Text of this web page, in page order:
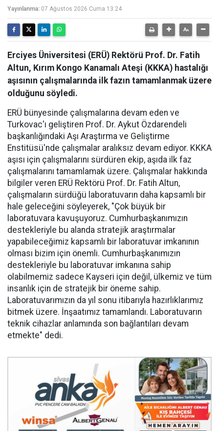
Yayınlanma: 07 Ağustos 2026 Cuma 13:24
Erciyes Üniversitesi (ERÜ) Rektörü Prof. Dr. Fatih
Altun, Kırım Kongo Kanamalı Ateşi (KKKA) hastalığı
aşısının çalışmalarında ilk fazın tamamlanmak üzere
olduğunu söyledi.
ERÜ bünyesinde çalışmalarına devam eden ve
Turkovac'ı geliştiren Prof. Dr. Aykut Özdarendeli
başkanlığındaki Aşı Araştırma ve Geliştirme
Enstitüsü'nde çalışmalar aralıksız devam ediyor. KKKA
aşısı için çalışmalarını sürdüren ekip, aşıda ilk faz
çalışmalarını tamamlamak üzere. Çalışmalar hakkında
bilgiler veren ERÜ Rektörü Prof. Dr. Fatih Altun,
çalışmaların sürdüğü laboratuvarın daha kapsamlı bir
hale geleceğini söyleyerek, "Çok büyük bir
laboratuvara kavuşuyoruz. Cumhurbaşkanımızın
destekleriyle bu alanda stratejik araştırmalar
yapabileceğimiz kapsamlı bir laboratuvar imkanının
olması bizim için önemli. Cumhurbaşkanımızın
destekleriyle bu laboratuvar imkanına sahip
olabilmemiz sadece Kayseri için değil, ülkemiz ve tüm
insanlık için de stratejik bir öneme sahip.
Laboratuvarımızın da yıl sonu itibarıyla hazırlıklarımız
bitmek üzere. İnşaatımız tamamlandı. Laboratuvarın
teknik cihazlar anlamında son bağlantıları devam
etmekte" dedi.